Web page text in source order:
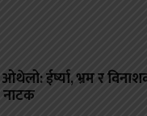
ईर्ष्या, भ्रम र
नाटक